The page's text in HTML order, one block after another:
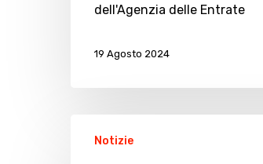
Fiscodell'Agenzia delle Entrate
19 Agosto 2024
amministratore
Notizie